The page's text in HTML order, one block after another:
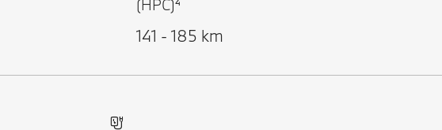
(HPC)⁴
141 - 185 km